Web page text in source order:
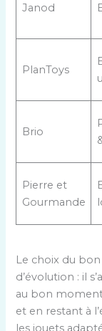
Janod
PlanToys
Brio
Pierre et
Gourmande
Le choix du bon
d’évolution : il
au bon
et en restant à
les jouets